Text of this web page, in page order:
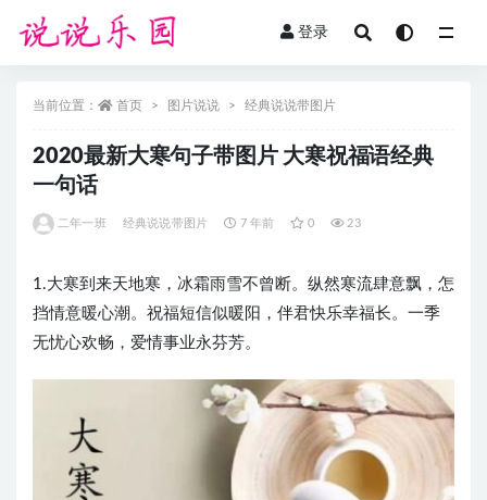
登录
当前位置： 首页 图片说说 经典说说带图片
2020最新大寒句子带图片 大寒祝福语经典
一句话
二年一班 经典说说带图片 7 年前 0 23
1.大寒到来天地寒，冰霜雨雪不曾断。纵然寒流肆意飘，怎
挡情意暖心潮。祝福短信似暖阳，伴君快乐幸福长。一季
无忧心欢畅，爱情事业永芬芳。